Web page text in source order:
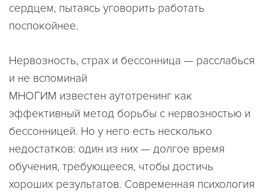
сердцем, пытаясь уговорить работать
поспокойнее.
Нервозность, страх и бессонница — расслабься
и не вспоминай
МНОГИМ известен аутотренинг как
эффективный метод борьбы с нервозностью и
бессонницей. Но у него есть несколько
недостатков: один из них — долгое время
обучения, требующееся, чтобы достичь
хороших результатов. Современная психология